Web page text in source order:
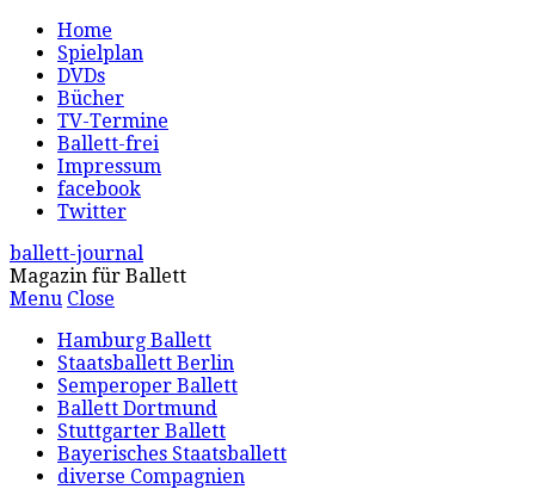
Home
Spielplan
DVDs
Bücher
TV-Termine
Ballett-frei
Impressum
facebook
Twitter
ballett-journal
Magazin für Ballett
Menu Close
Hamburg Ballett
Staatsballett Berlin
Semperoper Ballett
Ballett Dortmund
Stuttgarter Ballett
Bayerisches Staatsballett
diverse Compagnien